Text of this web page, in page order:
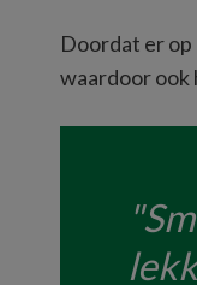
Doordat er
waardoor ook